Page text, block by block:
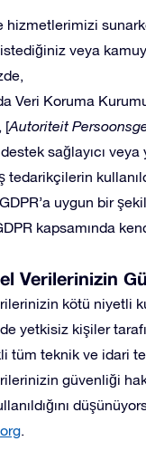
hizmetlerimizi
veya
Veri Koruma
[Autoriteit
sağlayıcı
tedarikçilerin
uygun bir
kapsamında
Verilerinizin
kötü niyetli
yetkisiz kişiler
tüm teknik ve idari
güvenliği
.